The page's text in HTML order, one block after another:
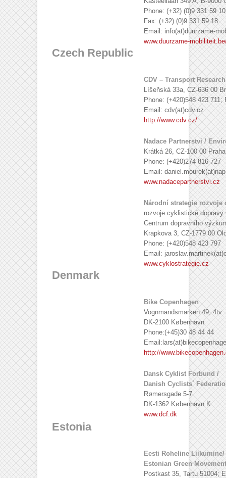
Phone: (+32) (0)9 331 59 10
Fax: (+32) (0)9 331 59 18
Email: info(at)duurzame-
www.duurzame-
Czech Republic
CDV – Transport
Líšeňská 33a, CZ-636 00
Phone: (+420)548 423
Email: cdv(at)cdv.cz
http://www.cdv.cz/
Nadace Partnerstvi /
Krátká 26, CZ-100 00
Phone: (+420)274 816 727
Email:
www.nadacepartnerstvi.cz
Národní strategie
rozvoje cyklistické
Centrum dopravního
Krapkova 3, CZ-1779 00
Phone: (+420)548 423 797
Email:
www.cyklostrategie.cz
Denmark
Bike Copenhagen
Vognmandsmarken 49, 4tv
DK-2100 København
Phone:(+45)30 48 44 44
http://
Dansk Cyklist Forbund /
Danish Cyclists´
Rømersgade 5-7
DK-1362 København K
www.dcf.dk
Estonia
Eesti Roheline Liikumine/
Estonian Green
Postkast 35, Tartu 51004;